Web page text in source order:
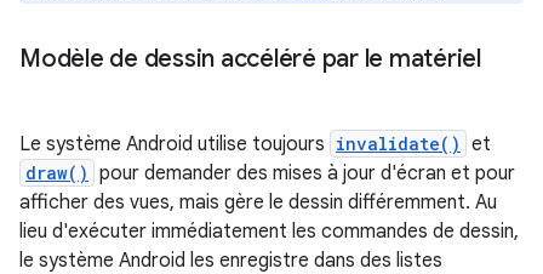
Modèle de dessin accéléré par le matériel
Le système Android utilise toujours invalidate() et
draw() pour demander des mises à jour d'écran et pour
afficher des vues, mais gère le dessin différemment. Au
lieu d'exécuter immédiatement les commandes de dessin,
le système Android les enregistre dans des listes